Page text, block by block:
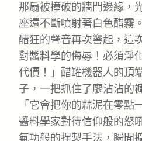
那扇被撞破的牆門邊緣，
座還不斷噴射著白色醋霧
醋狂的聲音再次響起，這
對醬料學的侮辱！必須淨化
代價！」醋罐機器人的頂
子，一把抓住了廖沾沾的
「它會把你的蒜泥在零
醬料學家對待信仰般的怒
氣功般的捏製手法，瞬間